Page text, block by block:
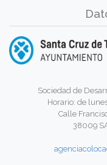
Sociedad de
Horario: de
Calle
38009